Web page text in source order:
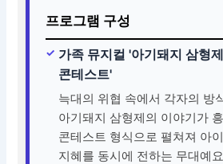
프로그램 구성
가족 뮤지컬 '아기돼지 삼형
콘테스트'
늑대의 위협 속에서 각자의 방
아기돼지 삼형제의 이야기가
콘테스트 형식으로 펼쳐져 아
지혜를 동시에 전하는 무대예